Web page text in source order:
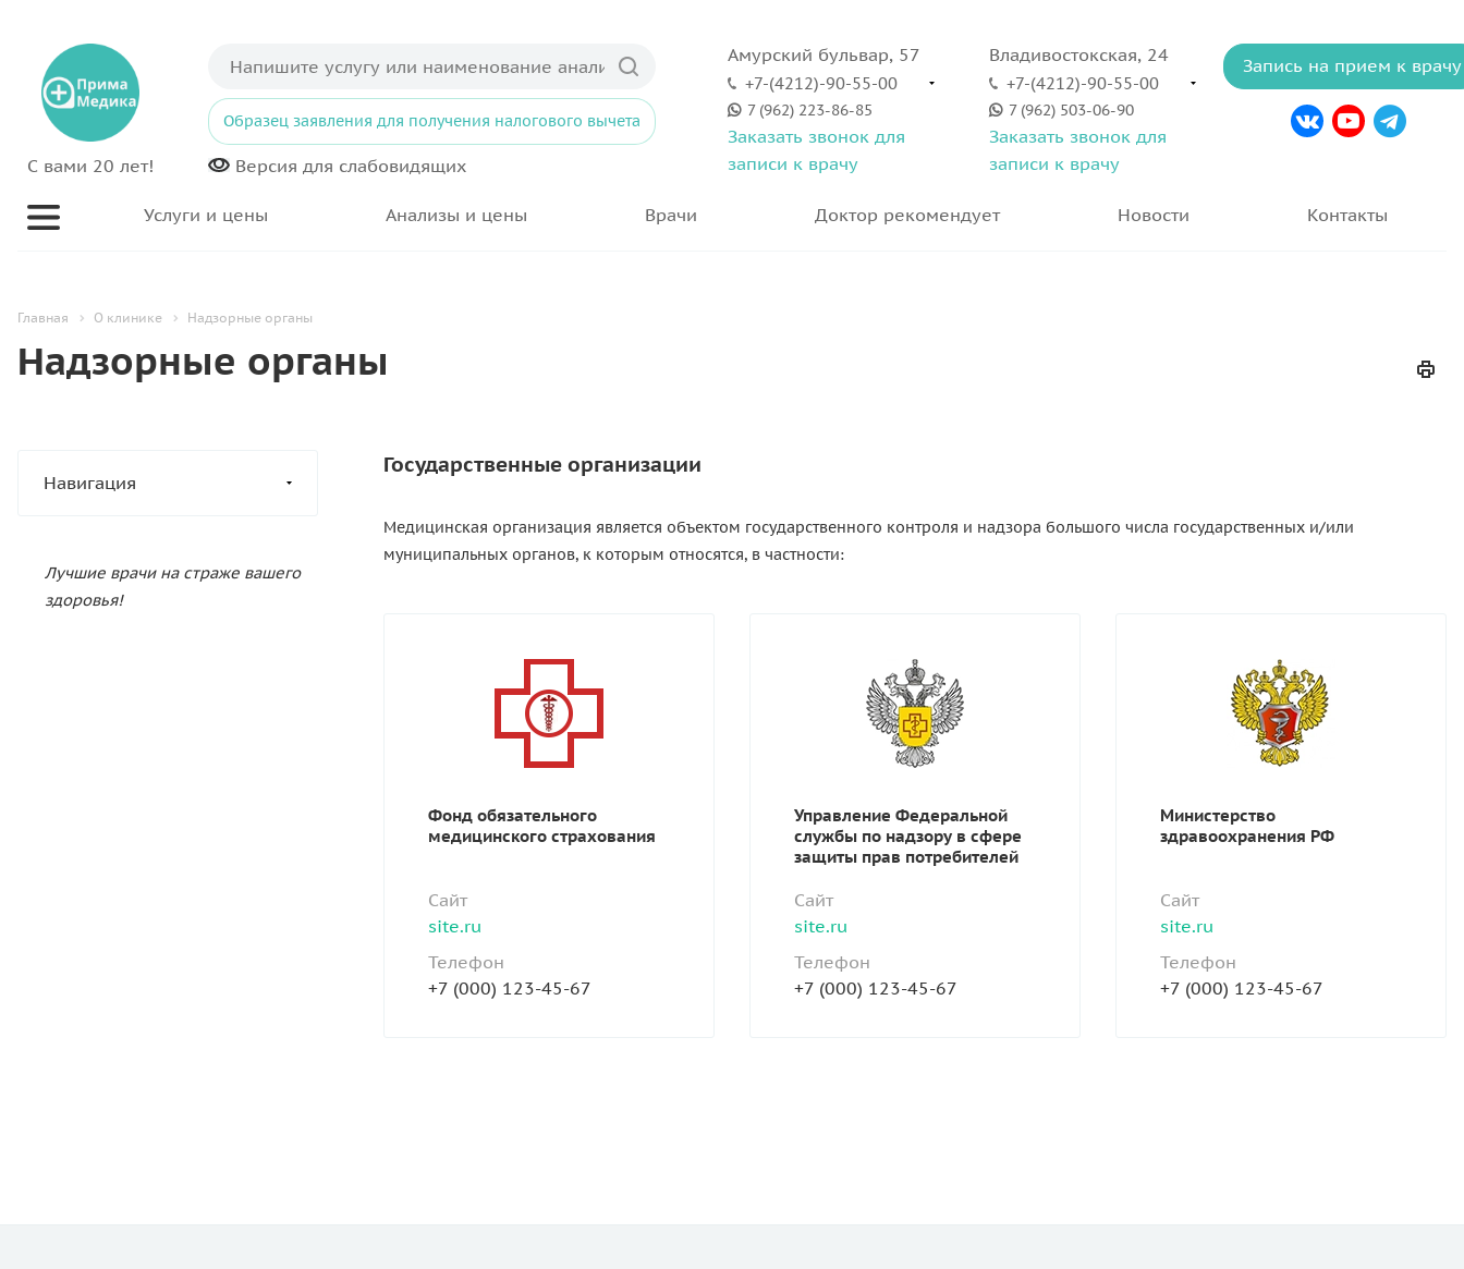
С вами 20 лет!
Образец заявления для получения налогового вычета
Версия для слабовидящих
Запись на прием к врачу
Амурский бульвар, 57
+7-(4212)-90-55-00
7 (962) 223-86-85
Заказать звонок для
записи к врачу
Владивостокская, 24
+7-(4212)-90-55-00
7 (962) 503-06-90
Заказать звонок для
записи к врачу
Услуги и цены Анализы и цены Врачи Доктор рекомендует Новости Контакты
Главная О клинике Надзорные органы
Надзорные органы
Навигация
Лучшие врачи на страже вашего
здоровья!
Государственные организации
Медицинская организация является объектом государственного контроля и надзора большого числа государственных и/или
муниципальных органов, к которым относятся, в частности:
Фонд обязательного
медицинского страхования
Сайт
site.ru
Телефон
+7 (000) 123-45-67
Управление Федеральной
службы по надзору в сфере
защиты прав потребителей
Сайт
site.ru
Телефон
+7 (000) 123-45-67
Министерство
здравоохранения РФ
Сайт
site.ru
Телефон
+7 (000) 123-45-67